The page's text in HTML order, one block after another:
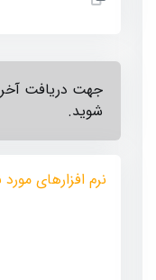
جهت دریافت
شوید.
نرم افزارهای مورد